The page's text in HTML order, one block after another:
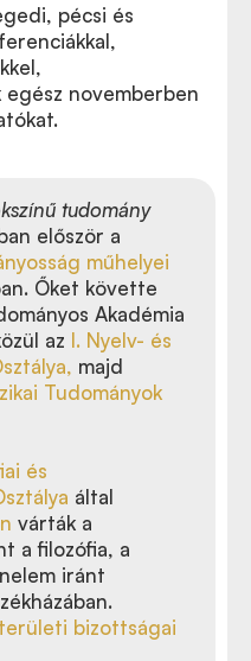
pécsi és
egész novemberben
tudomány
először a
műhelyei
Őket követte
Akadémia
az I. Nyelv- és
majd
Tudományok
és
által
várták a
a filozófia, a
iránt
bizottságai